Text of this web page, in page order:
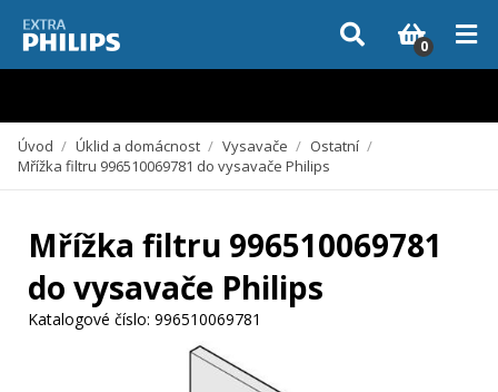
Vzhledem k aktuální situaci se může dodání dílů, které nejsou skladem,
zpozdit. Děkujeme za pochopení.
0
Úvod / Úklid a domácnost / Vysavače / Ostatní /
Mřížka filtru 996510069781 do vysavače Philips
Mřížka filtru 996510069781
do vysavače Philips
Katalogové číslo: 996510069781